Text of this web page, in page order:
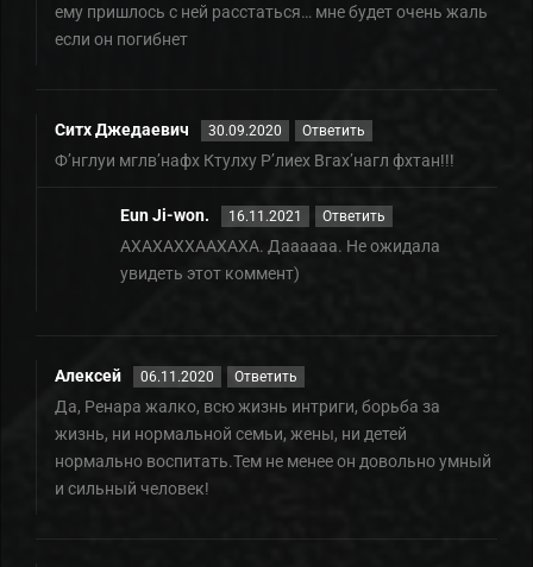
ему пришлось с ней расстаться… мне будет очень жаль
если он погибнет
Ситх Джедаевич 30.09.2020 Ответить
Ф’нглуи мглв’нафх Ктулху Р’лиех Вгах’нагл фхтан!!!
Eun Ji-won. 16.11.2021 Ответить
АХАХАХХААХАХА. Даааааа. Не ожидала
увидеть этот коммент)
Алексей 06.11.2020 Ответить
Да, Ренара жалко, всю жизнь интриги, борьба за
жизнь, ни нормальной семьи, жены, ни детей
нормально воспитать.Тем не менее он довольно умный
и сильный человек!